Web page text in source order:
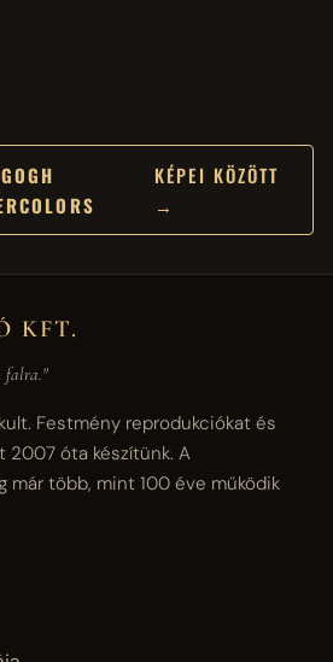
KÉPEI KÖZÖTT
→
KFT.
falra."
Festmény reprodukciókat és
2007 óta készítünk. A
már több, mint 100 éve működik